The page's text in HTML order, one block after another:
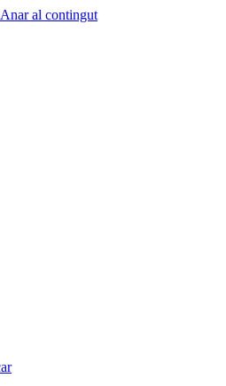
Anar al contingut